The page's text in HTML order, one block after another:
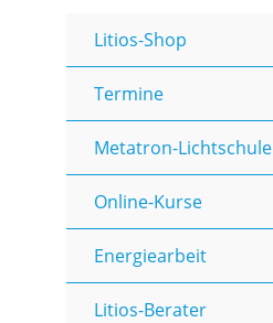
Litios-Shop
Termine
Metatron-Lichtschule
Online-Kurse
Energiearbeit
Litios-Berater